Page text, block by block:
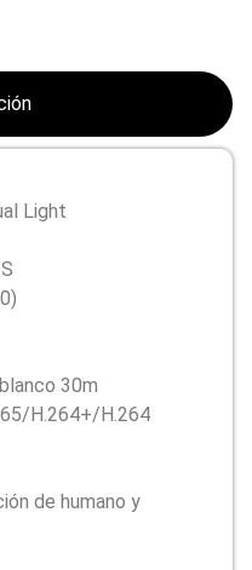
Light
30m
H.264+/H.264
de humano y